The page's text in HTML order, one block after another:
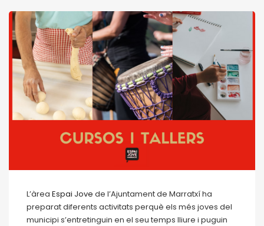
L’àrea Espai Jove de l’Ajuntament de Marratxí ha
preparat diferents activitats perquè els més joves del
municipi s’entretinguin en el seu temps lliure i puguin